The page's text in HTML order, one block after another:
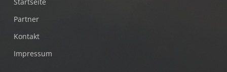
Partner
Kontakt
Impressum